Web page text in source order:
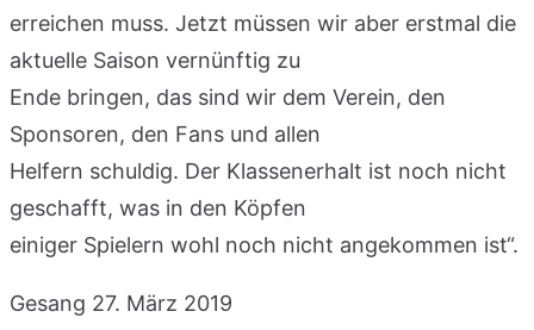
erreichen muss. Jetzt müssen wir aber erstmal die
aktuelle Saison vernünftig zu
Ende bringen, das sind wir dem Verein, den
Sponsoren, den Fans und allen
Helfern schuldig. Der Klassenerhalt ist noch nicht
geschafft, was in den Köpfen
einiger Spielern wohl noch nicht angekommen ist“.
Gesang 27. März 2019